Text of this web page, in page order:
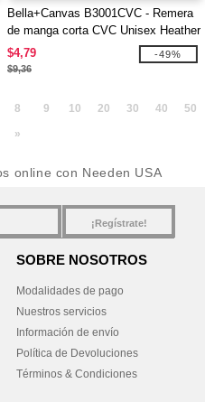
Bella+Canvas B3001CVC - Remera
de manga corta CVC Unisex Heather
$4,79
$9,36
-49%
8 9 10 20 30 40
50
»
online con Needen USA
¡Regístrate!
SOBRE NOSOTROS
Modalidades de pago
Nuestros servicios
Información de envío
Política de Devoluciones
Términos & Condiciones